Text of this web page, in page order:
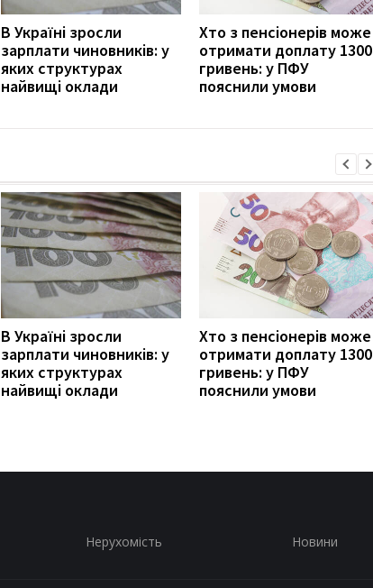
В Україні зросли
зарплати чиновників: у
яких структурах
найвищі оклади
Хто з пенсіонерів може
отримати доплату 1300
гривень: у ПФУ
пояснили умови
В Україні зросли
зарплати чиновників: у
яких структурах
найвищі оклади
Хто з пенсіонерів може
отримати доплату 1300
гривень: у ПФУ
пояснили умови
Нерухомість Новини